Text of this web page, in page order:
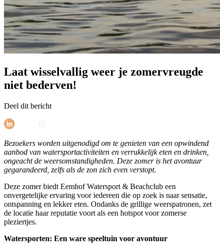
Laat wisselvallig weer je zomervreugde
niet bederven!
Deel dit bericht
Bezoekers worden uitgenodigd om te genieten van een opwindend
aanbod van watersportactiviteiten en verrukkelijk eten en drinken,
ongeacht de weersomstandigheden. Deze zomer is het avontuur
gegarandeerd, zelfs als de zon zich even verstopt.
Deze zomer biedt Eemhof Watersport & Beachclub een
onvergetelijke ervaring voor iedereen die op zoek is naar sensatie,
ontspanning en lekker eten. Ondanks de grillige weerspatronen, zet
de locatie haar reputatie voort als een hotspot voor zomerse
pleziertjes.
Watersporten: Een ware speeltuin voor avontuur